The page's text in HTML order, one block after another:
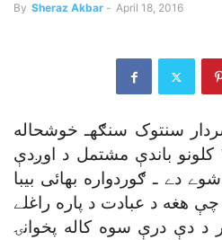
By Sheraz Akbar - April 18, 2016
سنتوک سنګهـ خوشحاله
دے ځکه چې خواؤشا ٧٠ کلونو باندې مشتمل د اوږدې
دے ـ ګوردواره بهائى بيبا
چې هغه د عبادت د پاره راغلے
د دې درې سوه کاله پخوانۍ